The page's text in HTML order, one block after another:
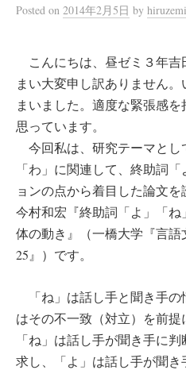
Posted on 2014年2月5日 by hiruzemi
こんにちは、昼ゼミ３年吉
まい大変申し訳ありません
まいました。適度な緊張感
思っています。
今回私は、研究テーマとし
「わ」に関連して、終助詞
ョンの点から着目した論文を
今村和宏『終助詞「よ」「
体の動き』（一橋大学『言語
25』）です。
「ね」は話し手と聞き手の
はその不一致（対立）を前提
「ね」は話し手が聞き手に
求し、「よ」は話し手が聞